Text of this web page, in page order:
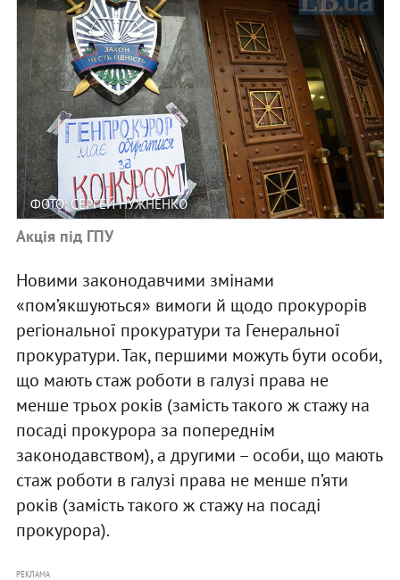
ФОТО: СЕРГЕЙ НУЖНЕНКО
Акція під ГПУ
Новими законодавчими змінами
«пом’якшуються» вимоги й щодо прокурорів
регіональної прокуратури та Генеральної
прокуратури. Так, першими можуть бути особи,
що мають стаж роботи в галузі права не
менше трьох років (замість такого ж стажу на
посаді прокурора за попереднім
законодавством), а другими – особи, що мають
стаж роботи в галузі права не менше п’яти
років (замість такого ж стажу на посаді
прокурора).
РЕКЛАМА